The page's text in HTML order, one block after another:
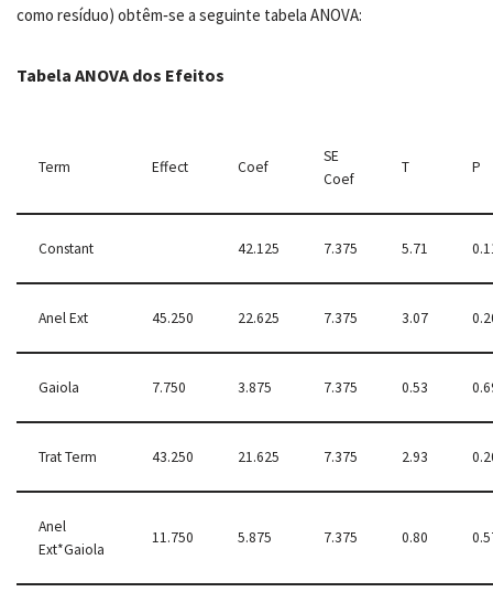
como resíduo) obtêm‐se a seguinte tabela ANOVA:
Tabela ANOVA dos Efeitos
Term Effect Coef
SE
Coef
T P
Constant 42.125 7.375 5.71
Anel Ext 45.250 22.625 7.375 3.07
Gaiola 7.750 3.875 7.375 0.53
Trat Term 43.250 21.625 7.375 2.93
Anel
Ext*Gaiola
11.750 5.875 7.375 0.80